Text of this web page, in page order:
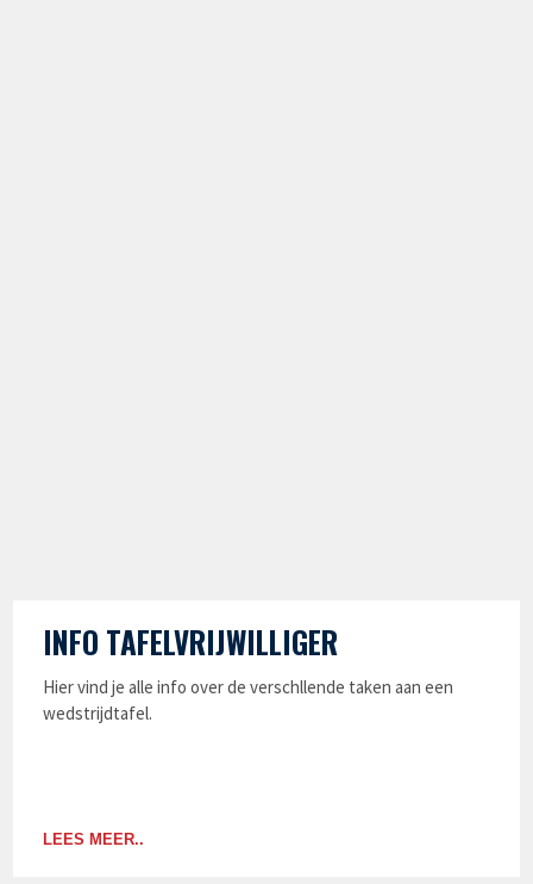
INFO TAFELVRIJWILLIGER
Hier vind je alle info over de verschllende taken aan een
wedstrijdtafel.
LEES MEER..